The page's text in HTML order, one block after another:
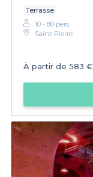
Terrasse
10 - 80 pers.
Saint‑Pierre
À partir de 583 €